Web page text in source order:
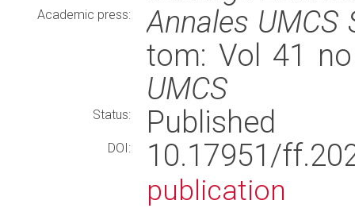
Academic press:
Annales UMCS
tom: Vol 41
UMCS
Status: Published
DOI: 10.17951/
publication